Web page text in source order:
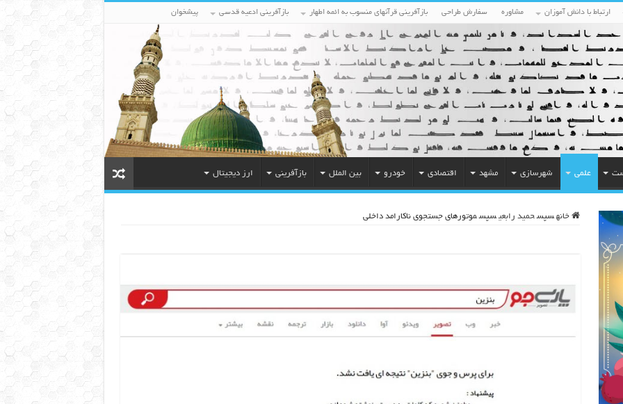
ارتباط با دانش آموزان مشاوره سفارش طراحی بازآفرینی قرآنهای منسوب به ائمه اطهار بازآفرینی ادعیه قدسی پیشخوان
علمی شهرسازی مشهد اقتصادی خودرو بین الملل بازآفرینی ارز دیجیتال
خانه سپس حمید رابعی سپس موتورهای جستجوی ناکارامد داخلی